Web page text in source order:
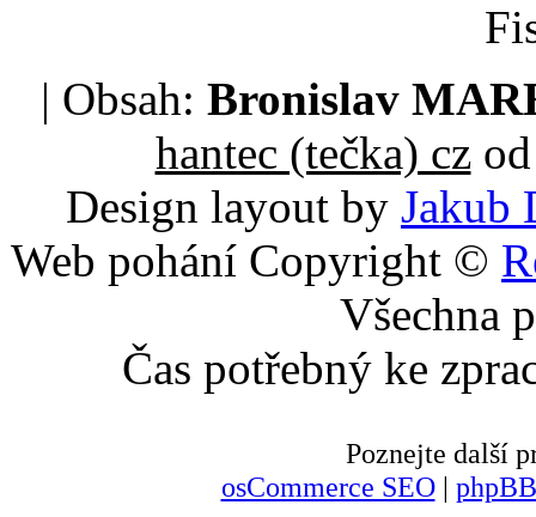
| Obsah: Bronislav
hantec (tečka) czod
Design layout by Jakub
Web pohání Copyright ©
Všechna
Čas potřebný ke
Poznejte další
osCommerce SEO|